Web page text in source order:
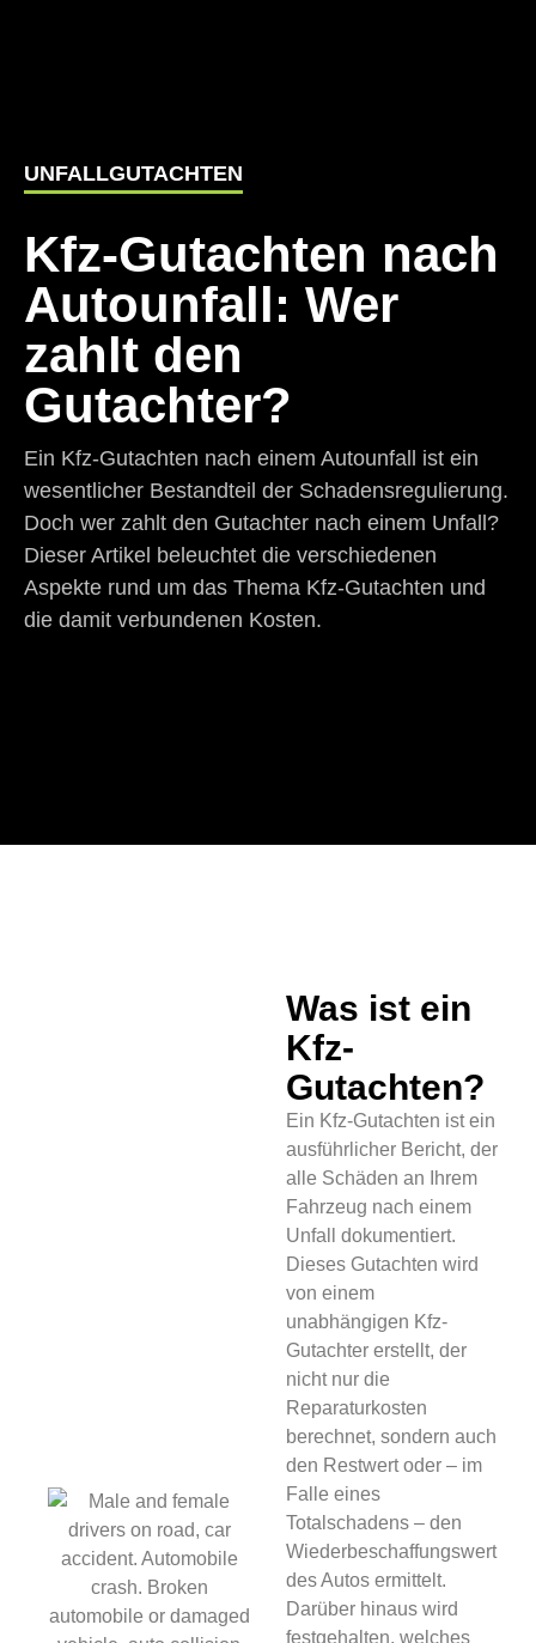
UNFALLGUTACHTEN
Kfz-Gutachten nach
Autounfall: Wer
zahlt den
Gutachter?
Ein Kfz-Gutachten nach einem Autounfall ist ein
wesentlicher Bestandteil der Schadensregulierung.
Doch wer zahlt den Gutachter nach einem Unfall?
Dieser Artikel beleuchtet die verschiedenen
Aspekte rund um das Thema Kfz-Gutachten und
die damit verbundenen Kosten.
Was ist ein
Kfz-
Gutachten?
Ein Kfz-Gutachten ist ein
ausführlicher Bericht, der
alle Schäden an Ihrem
Fahrzeug nach einem
Unfall dokumentiert.
Dieses Gutachten wird
von einem
unabhängigen Kfz-
Gutachter erstellt, der
nicht nur die
Reparaturkosten
berechnet, sondern auch
den Restwert oder – im
Falle eines
Totalschadens – den
Wiederbeschaffungswert
des Autos ermittelt.
Darüber hinaus wird
festgehalten, welches